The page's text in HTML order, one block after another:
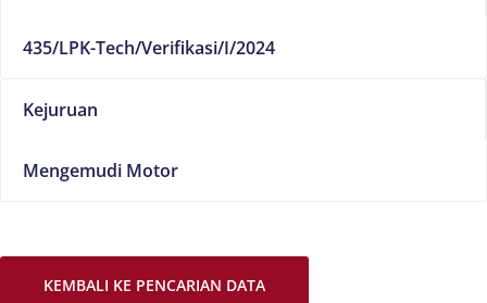
435/LPK-Tech/Verifikasi/I/2024
Kejuruan
Mengemudi Motor
KEMBALI KE PENCARIAN DATA